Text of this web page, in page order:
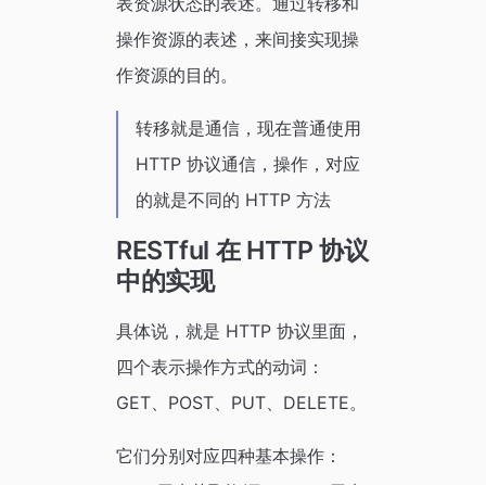
操作资源的表述，来间接实现操
作资源的目的。
转移就是通信，现在普通使用
HTTP 协议通信，操作，对应
的就是不同的 HTTP 方法
RESTful 在 HTTP 协议
中的实现
具体说，就是 HTTP 协议里面，
四个表示操作方式的动词：
GET、POST、PUT、DELETE。
它们分别对应四种基本操作：